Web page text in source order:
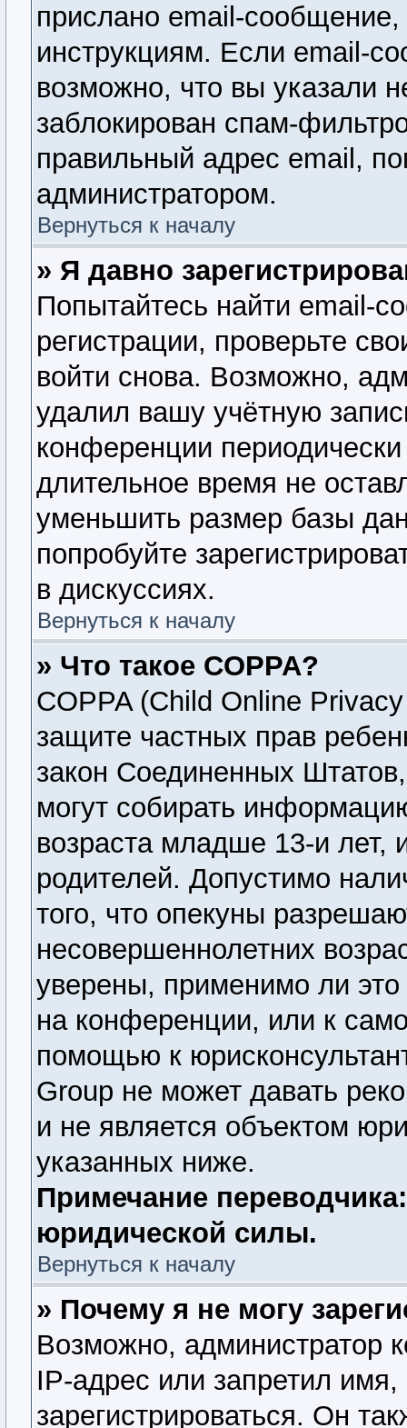
прислано email-
инструкциям. Если email-
возможно, что вы указали
заблокирован спам-
правильный адрес email,
администратором.
Вернуться к началу
» Я давно
Попытайтесь найти email-
регистрации, проверьте
войти снова. Возможно,
удалил вашу учётную
конференции
длительное время не
уменьшить размер базы
попробуйте
в дискуссиях.
Вернуться к началу
» Что такое COPPA?
COPPA (Child Online
защите частных прав
закон Соединенных
могут собирать
возраста младше 13-и лет,
родителей. Допустимо
того, что опекуны
несовершеннолетних
уверены, применимо ли
на конференции, или к
помощью к
Group не может давать
и не является объектом
указанных ниже.
Примечание
юридической силы.
Вернуться к началу
» Почему я не могу
Возможно, администратор
IP-адрес или запретил
зарегистрироваться. Он